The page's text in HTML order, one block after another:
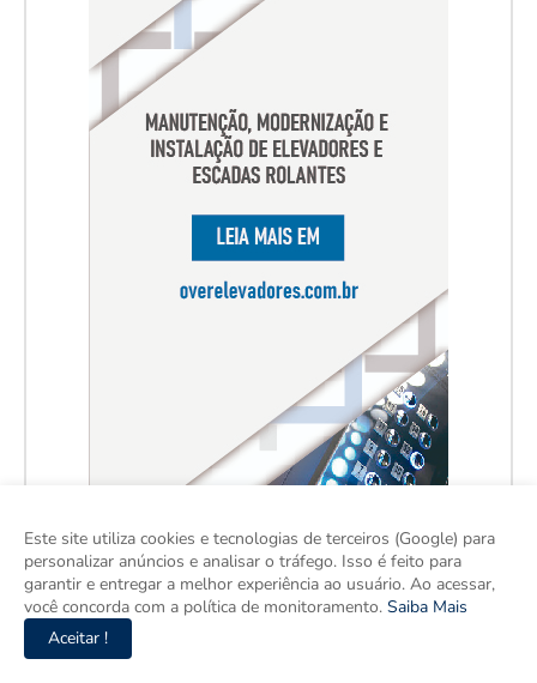
Este site utiliza cookies e tecnologias de terceiros (Google) para
personalizar anúncios e analisar o tráfego. Isso é feito para
garantir e entregar a melhor experiência ao usuário. Ao acessar,
você concorda com a política de monitoramento. Saiba Mais
Aceitar !